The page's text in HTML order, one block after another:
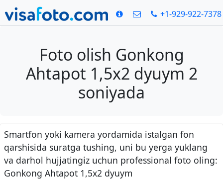
+1-929-922-7378
Foto olish Gonkong
Ahtapot 1,5x2 dyuym 2
soniyada
Smartfon yoki kamera yordamida istalgan fon
qarshisida suratga tushing, uni bu yerga yuklang
va darhol hujjatingiz uchun professional foto oling:
Gonkong Ahtapot 1,5x2 dyuym